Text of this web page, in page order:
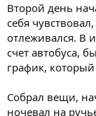
Второй день
себя
отлеживался. В
счет автобуса,
график,
Собрал вещи,
ночевал на